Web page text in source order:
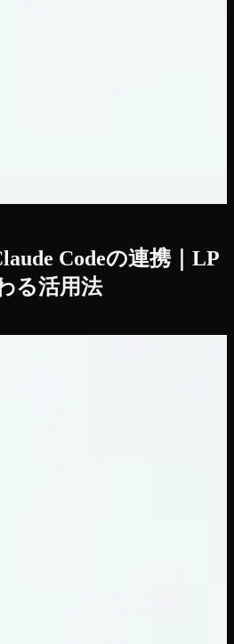
Codeの連携｜LP
る活用法